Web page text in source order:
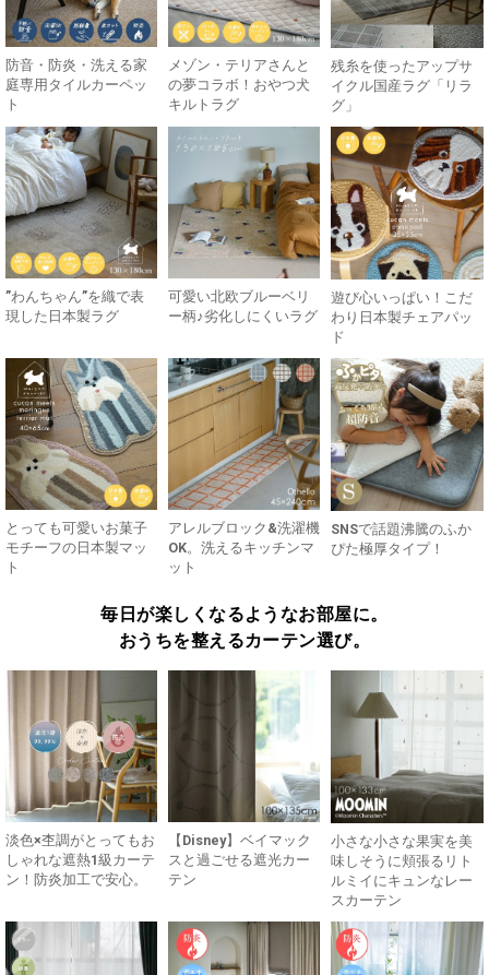
防音・防炎・洗える家
庭専用タイルカーペッ
ト
メゾン・テリアさんと
の夢コラボ！おやつ犬
キルトラグ
残糸を使ったアップサ
イクル国産ラグ「リラ
グ」
”わんちゃん”を織で表
現した日本製ラグ
可愛い北欧ブルーベリ
ー柄♪劣化しにくいラグ
遊び心いっぱい！こだ
わり日本製チェアパッ
ド
とっても可愛いお菓子
モチーフの日本製マッ
ト
アレルブロック&洗濯機
OK。洗えるキッチンマ
ット
SNSで話題沸騰のふか
ぴた極厚タイプ！
毎日が楽しくなるようなお部屋に。
おうちを整えるカーテン選び。
淡色×杢調がとってもお
しゃれな遮熱1級カーテ
ン！防炎加工で安心。
【Disney】ベイマック
スと過ごせる遮光カー
テン
小さな小さな果実を美
味しそうに頬張るリト
ルミイにキュンなレー
スカーテン